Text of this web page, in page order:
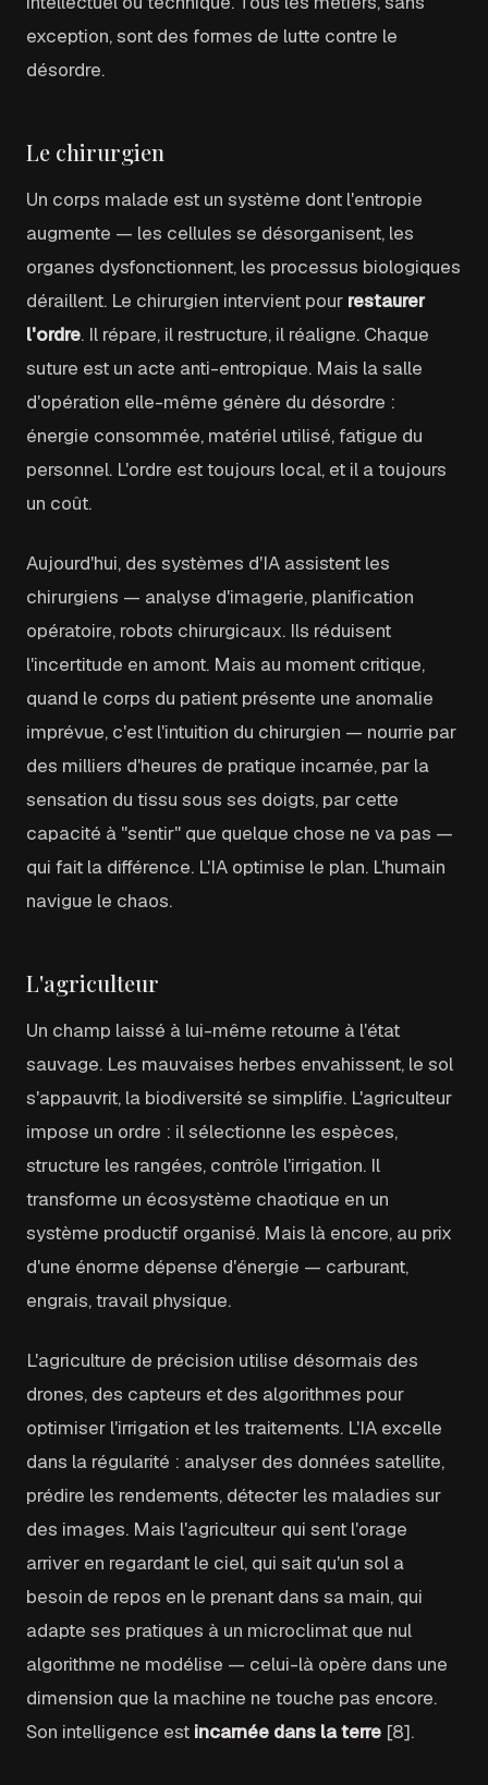
exception, sont des formes de lutte contre le
désordre.
Le chirurgien
Un corps malade est un système dont l'entropie
augmente — les cellules se désorganisent, les
organes dysfonctionnent, les processus biologiques
déraillent. Le chirurgien intervient pour restaurer
l'ordre. Il répare, il restructure, il réaligne. Chaque
suture est un acte anti-entropique. Mais la salle
d'opération elle-même génère du désordre :
énergie consommée, matériel utilisé, fatigue du
personnel. L'ordre est toujours local, et il a toujours
un coût.
Aujourd'hui, des systèmes d'IA assistent les
chirurgiens — analyse d'imagerie, planification
opératoire, robots chirurgicaux. Ils réduisent
l'incertitude en amont. Mais au moment critique,
quand le corps du patient présente une anomalie
imprévue, c'est l'intuition du chirurgien — nourrie par
des milliers d'heures de pratique incarnée, par la
sensation du tissu sous ses doigts, par cette
capacité à "sentir" que quelque chose ne va pas —
qui fait la différence. L'IA optimise le plan. L'humain
navigue le chaos.
L'agriculteur
Un champ laissé à lui-même retourne à l'état
sauvage. Les mauvaises herbes envahissent, le sol
s'appauvrit, la biodiversité se simplifie. L'agriculteur
impose un ordre : il sélectionne les espèces,
structure les rangées, contrôle l'irrigation. Il
transforme un écosystème chaotique en un
système productif organisé. Mais là encore, au prix
d'une énorme dépense d'énergie — carburant,
engrais, travail physique.
L'agriculture de précision utilise désormais des
drones, des capteurs et des algorithmes pour
optimiser l'irrigation et les traitements. L'IA excelle
dans la régularité : analyser des données satellite,
prédire les rendements, détecter les maladies sur
des images. Mais l'agriculteur qui sent l'orage
arriver en regardant le ciel, qui sait qu'un sol a
besoin de repos en le prenant dans sa main, qui
adapte ses pratiques à un microclimat que nul
algorithme ne modélise — celui-là opère dans une
dimension que la machine ne touche pas encore.
Son intelligence est incarnée dans la terre [8].